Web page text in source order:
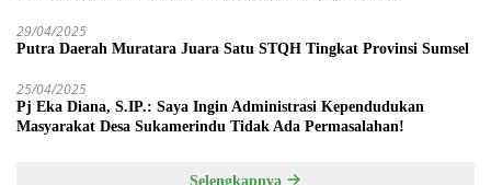
29/04/2025
Putra Daerah Muratara Juara Satu STQH Tingkat Provinsi Sumsel
25/04/2025
Pj Eka Diana, S.IP.: Saya Ingin Administrasi Kependudukan
Masyarakat Desa Sukamerindu Tidak Ada Permasalahan!
Selengkapnya